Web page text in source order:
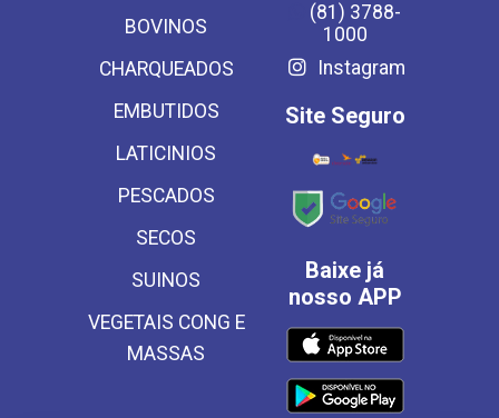
BOVINOS
CHARQUEADOS
EMBUTIDOS
LATICINIOS
PESCADOS
SECOS
SUINOS
VEGETAIS CONG E
MASSAS
(81) 3788-
1000
Instagram
Site Seguro
Baixe já
nosso APP